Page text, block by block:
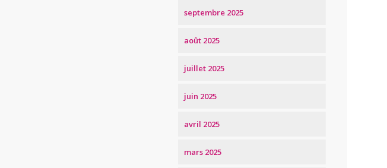
septembre 2025
août 2025
juillet 2025
juin 2025
avril 2025
mars 2025